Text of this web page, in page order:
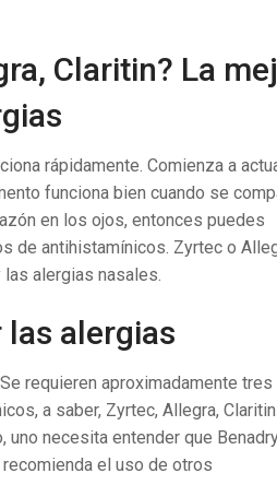
Claritin? La
rápidamente. Comienza a
funciona bien cuando se
en los ojos, entonces puedes
de antihistamínicos. Zyrtec o
alergias nasales.
alergias
requieren aproximadamente tres
a saber, Zyrtec, Allegra,
uno necesita entender que
el uso de otros